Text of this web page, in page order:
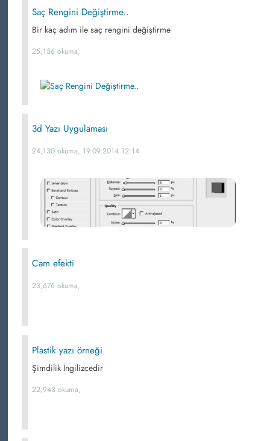
Saç Rengini Değiştirme..
Bir kaç adım ile saç rengini değiştirme
25,156 okuma,
3d Yazı Uygulaması
24,130 okuma, 19.09.2014 12:14
Cam efekti
23,676 okuma,
Plastik yazı örneği
Şimdilik İngilizcedir
22,943 okuma,